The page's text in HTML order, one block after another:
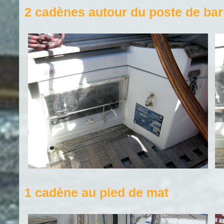
2 cadènes autour du poste de
1 cadène au pied de mat